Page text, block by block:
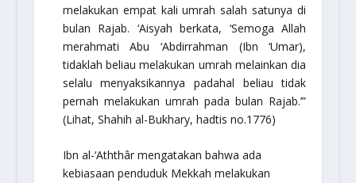
melakukan empat kali umrah salah satunya di
bulan Rajab. ‘Aisyah berkata, ‘Semoga Allah
merahmati Abu ‘Abdirrahman (Ibn ‘Umar),
tidaklah beliau melakukan umrah melainkan dia
selalu menyaksikannya padahal beliau tidak
pernah melakukan umrah pada bulan Rajab.’”
(Lihat, Shahih al-Bukhary, hadtis no.1776)
Ibn al-‘Aththâr mengatakan bahwa ada
kebiasaan penduduk Mekkah melakukan